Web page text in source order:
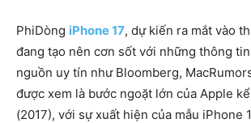
PhiDòng iPhone 17, dự kiến ra mắt vào
đang tạo nên cơn sốt với những thông
nguồn uy tín như Bloomberg,
được xem là bước ngoặt lớn của Apple
(2017), với sự xuất hiện của mẫu iPhone